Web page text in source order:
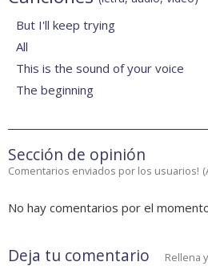
But I'll keep trying
All
This is the sound of your voice
The beginning
Sección de opinión
Comentarios enviados por los usuarios! (
No hay comentarios por el
Deja tu comentario Rellena